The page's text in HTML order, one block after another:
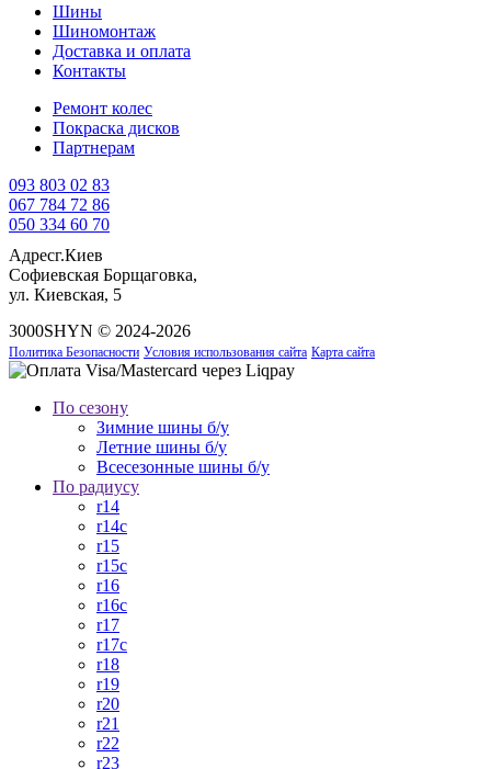
Шины
Шиномонтаж
Доставка и оплата
Контакты
Ремонт колес
Покраска дисков
Партнерам
093 803 02 83
067 784 72 86
050 334 60 70
Адресг.Киев
Софиевская Борщаговка,
ул. Киевская, 5
3000SHYN © 2024-2026
Политика Безопасности Условия использования сайта Карта сайта
По сезону
Зимние шины б/у
Летние шины б/у
Всесезонные шины б/у
По радиусу
r14
r14c
r15
r15c
r16
r16c
r17
r17c
r18
r19
r20
r21
r22
r23